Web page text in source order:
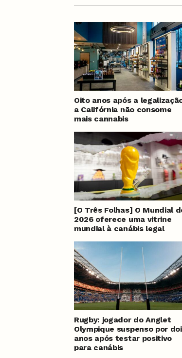
Oito anos após a
a Califórnia não consome
mais cannabis
[O Três Folhas] O Mundial
2026 oferece uma vitrine
mundial à canábis legal
Rugby: jogador do Anglet
Olympique suspenso por
anos após testar positivo
para canábis